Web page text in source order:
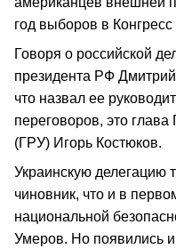
год выборов в
Говоря о российской
президента РФ
что назвал ее
переговоров, это
(ГРУ) Игорь Костюков.
Украинскую делегацию
чиновник, что и в
национальной
Умеров. Но появились